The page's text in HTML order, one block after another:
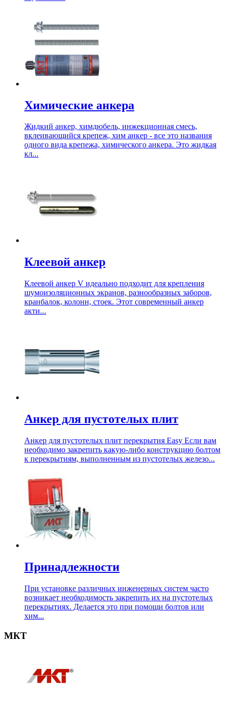
Химические анкера
Жидкий анкер, химдюбель, инжекционная смесь,
вклеивающийся крепеж, хим анкер - все это названия
одного вида крепежа, химического анкера. Это жидкая
кл...
Клеевой анкер
Клеевой анкер V идеально подходит для крепления
шумоизоляционных экранов, разнообразных заборов,
кранбалок, колонн, стоек. Этот современный анкер
акти...
Анкеp для пустотелых плит
Анкер для пустотелых плит перекрытия Еasy Если вам
необходимо закрепить какую-либо конструкцию болтом
к перекрытиям, выполненным из пустотелых железо...
Принадлежности
При установке различных инженерных систем часто
возникает необходимость закрепить их на пустотелых
перекрытиях. Делается это при помощи болтов или
хим...
МКТ